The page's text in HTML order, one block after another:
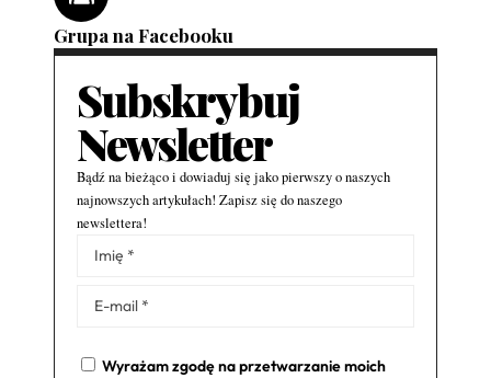
Grupa na Facebooku
Subskrybuj
Newsletter
Bądź na bieżąco i dowiaduj się jako pierwszy o naszych
najnowszych artykułach! Zapisz się do naszego
newslettera!
Wyrażam zgodę na przetwarzanie moich
Alternative: